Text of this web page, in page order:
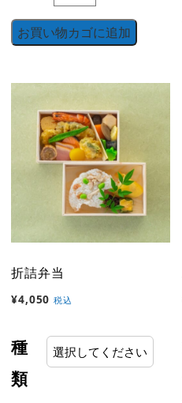
お買い物カゴに追加
折詰弁当
¥4,050 税込
種
類